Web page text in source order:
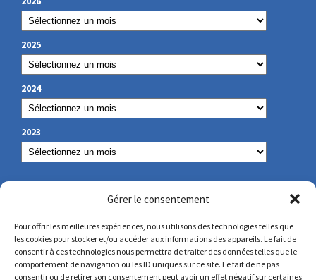
Gérer le consentement
Pour offrir les meilleures expériences, nous utilisons des technologies telles que
les cookies pour stocker et/ou accéder aux informations des appareils. Le fait de
consentir à ces technologies nous permettra de traiter des données telles que le
comportement de navigation ou les ID uniques sur ce site. Le fait de ne pas
consentir ou de retirer son consentement peut avoir un effet négatif sur certaines
2025
2024
2023
NOS COORDONNÉES
secretariat@lamennais.org